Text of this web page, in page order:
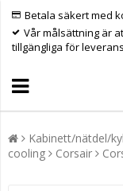
Betala säkert med
Vår målsättning är
tillgängliga för leverans
Kabinett/nätdel/
cooling
Corsair